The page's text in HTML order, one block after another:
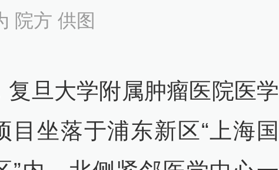
院方 供图
复旦大学附属肿瘤医院医学
目坐落于浦东新区“上海国